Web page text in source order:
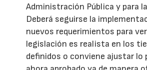
Administración Pública y para
Deberá seguirse la
nuevos requerimientos para
legislación es realista en los
definidos o conviene ajustar lo